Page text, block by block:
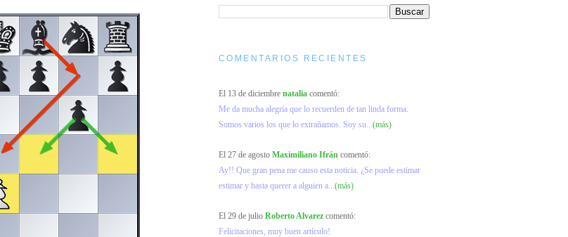
COMENTARIOS RECIENTES
El 13 de diciembre natalia comentó:
Me da mucha alegría que lo recuerden de tan linda forma.
Somos varios los que lo extrañamos. Soy su...(más)
El 27 de agosto Maximiliano Ifrán comentó:
Ay!! Que gran pena me causo esta noticia. ¿Se puede estimar
estimar y hasta querer a alguien a...(más)
El 29 de julio Roberto Alvarez comentó:
Felicitaciones, muy buen artículo!